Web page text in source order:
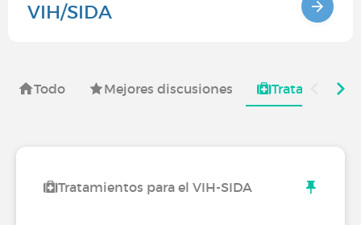
VIH/SIDA
Todo Mejores discusiones Tratamientos
Tratamientos para el VIH-SIDA